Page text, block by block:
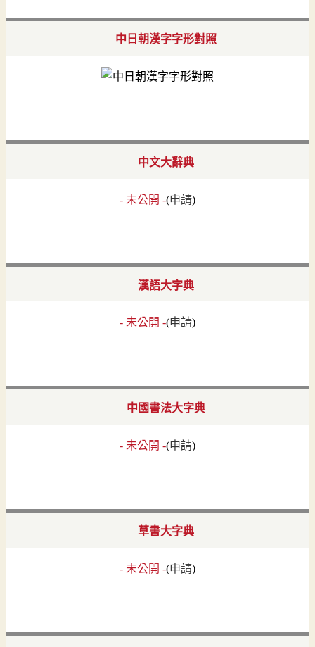
中日朝漢字字形對照
中文大辭典
- 未公開 -(申請)
漢語大字典
- 未公開 -(申請)
中國書法大字典
- 未公開 -(申請)
草書大字典
- 未公開 -(申請)